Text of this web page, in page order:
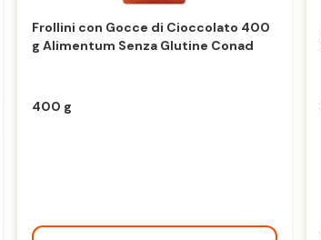
Frollini con Gocce di Cioccolato 400
g Alimentum Senza Glutine Conad
400 g